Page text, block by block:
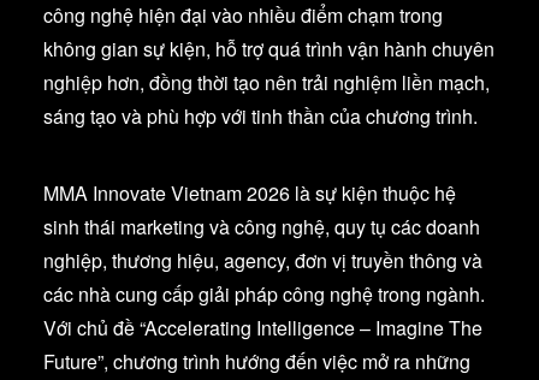
công nghệ hiện đại vào nhiều điểm chạm trong
không gian sự kiện, hỗ trợ quá trình vận hành chuyên
nghiệp hơn, đồng thời tạo nên trải nghiệm liền mạch,
sáng tạo và phù hợp với tinh thần của chương trình.
MMA Innovate Vietnam 2026 là sự kiện thuộc hệ
sinh thái marketing và công nghệ, quy tụ các doanh
nghiệp, thương hiệu, agency, đơn vị truyền thông và
các nhà cung cấp giải pháp công nghệ trong ngành.
Với chủ đề “Accelerating Intelligence – Imagine The
Future”, chương trình hướng đến việc mở ra những